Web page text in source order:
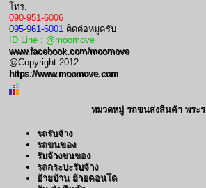
โทร.
090-951-6006
095-961-6001 ติดต่อหมูครับ
ID Line : @moomove
www.facebook.com/moomove
@Copyright 2012
https://www.moomove.com
หมวดหมู่ รถขนส่งสินค้า พระ
รถรับจ้าง
รถขนของ
รับจ้างขนของ
รถกระบะรับจ้าง
ย้ายบ้าน ย้ายคอนโด